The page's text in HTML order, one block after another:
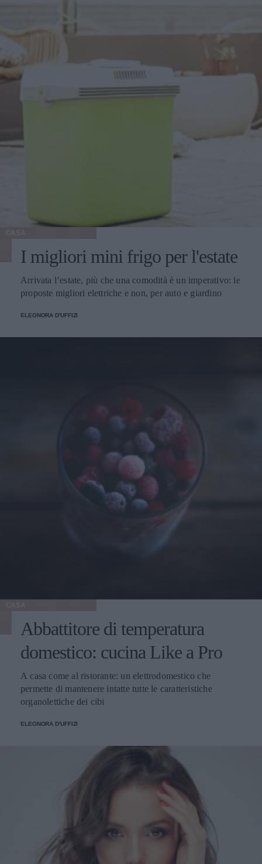
I migliori mini frigo per l'estate
Arrivata l’estate, più che una comodità è un imperativo: le
proposte migliori elettriche e non, per auto e giardino
ELEONORA D'UFFIZI
Abbattitore di temperatura
domestico: cucina Like a Pro
A casa come al ristorante: un elettrodomestico che
permette di mantenere intatte tutte le caratteristiche
organolettiche dei cibi
ELEONORA D'UFFIZI